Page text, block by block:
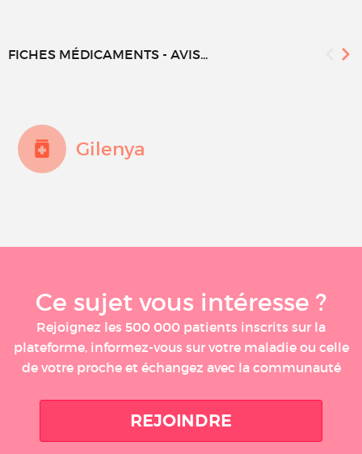
FICHES MÉDICAMENTS - AVIS...
Gilenya
Ce sujet vous intéresse ?
Rejoignez les 500 000 patients inscrits sur la
plateforme, informez-vous sur votre maladie ou celle
de votre proche et échangez avec la communauté
REJOINDRE